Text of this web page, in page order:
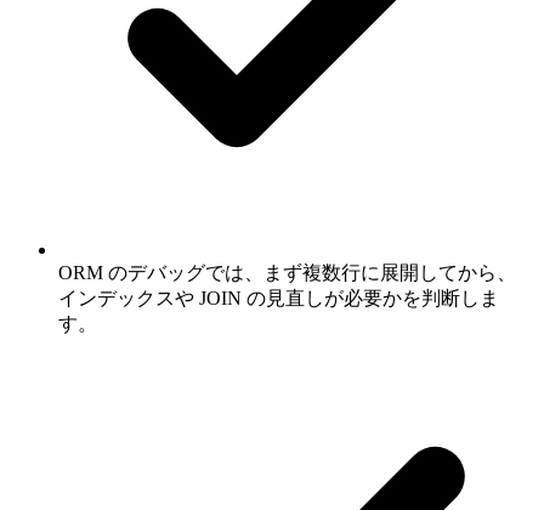
ORM のデバッグでは、まず複数行に展開してから、
インデックスや JOIN の見直しが必要かを判断しま
す。